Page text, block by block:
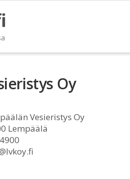
Oy
Vesieristys Oy
Lempäälä